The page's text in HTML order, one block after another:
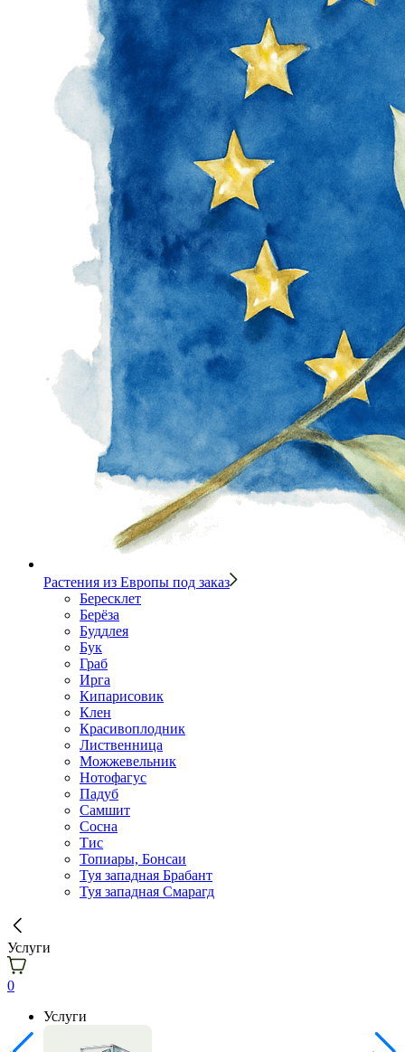
Растения из Европы под заказ
Бересклет
Берёза
Буддлея
Бук
Граб
Ирга
Кипарисовик
Клен
Красивоплодник
Лиственница
Можжевельник
Нотофагус
Падуб
Самшит
Сосна
Тис
Топиары, Бонсаи
Туя западная Брабант
Туя западная Смарагд
Услуги
0
Услуги